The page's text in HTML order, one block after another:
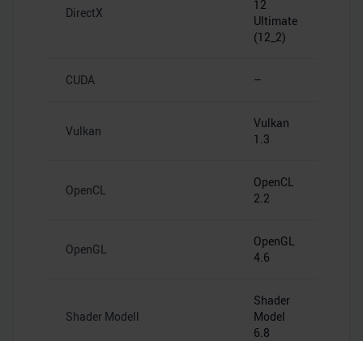
DirectX
12
Ultimate
(12_2)
CUDA –
Vulkan
Vulkan
1.3
OpenCL
OpenCL
2.2
OpenGL
OpenGL
4.6
Shader Modell
Shader
Model
6.8